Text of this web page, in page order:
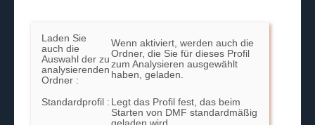
Laden Sie
auch die
Auswahl der zu
analysierenden
Ordner :
Wenn aktiviert, werden auch die
Ordner, die Sie für dieses Profil
zum Analysieren ausgewählt
haben, geladen.
Standardprofil : Legt das Profil fest, das beim
Starten von DMF standardmäßig